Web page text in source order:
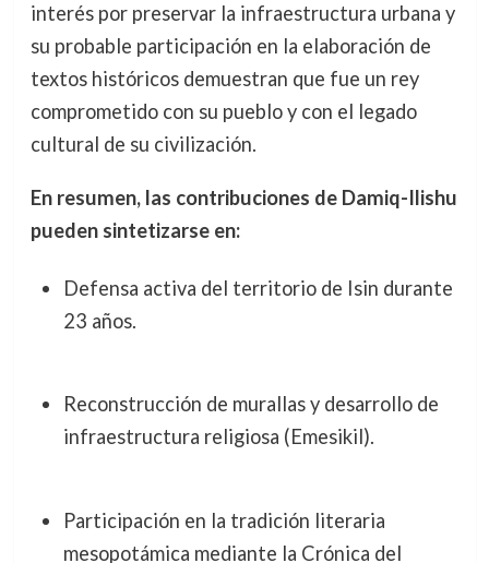
interés por preservar la infraestructura urbana y
su probable participación en la elaboración de
textos históricos demuestran que fue un rey
comprometido con su pueblo y con el legado
cultural de su civilización.
En resumen, las contribuciones de Damiq-Ilishu
pueden sintetizarse en:
Defensa activa del territorio de Isin durante
23 años.
Reconstrucción de murallas y desarrollo de
infraestructura religiosa (Emesikil).
Participación en la tradición literaria
mesopotámica mediante la Crónica del